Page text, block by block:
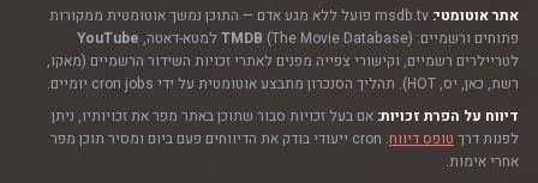
אתר אוטומטי:
msdb.tv פועל ללא מגע אדם — התוכן נמשך אוטומטית ממקורות
פתוחים ורשמיים:
TMDB (The Movie Database) למטא-דאטה,
YouTube
לטריילרים רשמיים, וקישורי צפייה מפנים לאתרי זכויות השידור הרשמיים (מאקו,
רשת, כאן, יס, HOT). תהליך הסנכרון מתבצע אוטומטית על ידי cron jobs יומיים.
דיווח על הפרת זכויות: אם בעל זכויות סבור שתוכן באתר מפר את זכויותיו, ניתן
לפנות דרך טופס דיווח
. cron ייעודי בודק את הדיווחים פעם ביום ומסיר תוכן מפר
אחרי אימות.